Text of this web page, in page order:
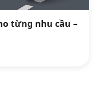
từng nhu cầu –